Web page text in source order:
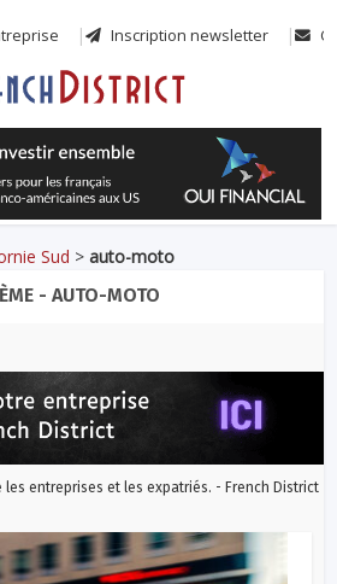
Inscription newsletter
Sud >auto-moto
- AUTO-MOTO
les entreprises et les expatriés. - French District